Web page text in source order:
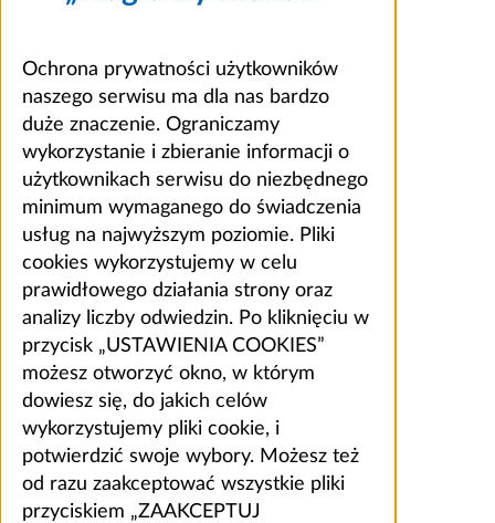
Ochrona prywatności użytkowników
naszego serwisu ma dla nas bardzo
duże znaczenie. Ograniczamy
wykorzystanie i zbieranie informacji o
użytkownikach serwisu do niezbędnego
minimum wymaganego do świadczenia
usług na najwyższym poziomie. Pliki
cookies wykorzystujemy w celu
prawidłowego działania strony oraz
analizy liczby odwiedzin. Po kliknięciu w
przycisk „USTAWIENIA COOKIES”
możesz otworzyć okno, w którym
dowiesz się, do jakich celów
wykorzystujemy pliki cookie, i
potwierdzić swoje wybory. Możesz też
od razu zaakceptować wszystkie pliki
przyciskiem „ZAAKCEPTUJ